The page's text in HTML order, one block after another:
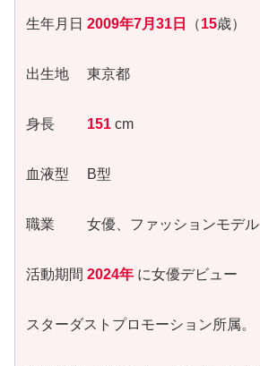
生年月日 2009年7月31日 （15歳）
出生地 東京都
身長 151 cm
血液型 B型
職業 女優、ファッションモデル
活動期間 2024年 に女優デビュー
スターダストプロモーション所属。